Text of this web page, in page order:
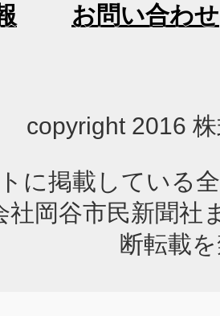
お問い合わせ
copyright 2016
に掲載している
社岡谷市民新聞社
断転載